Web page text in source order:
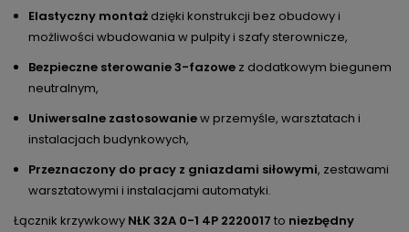
Elastyczny montaż dzięki konstrukcji bez obudowy i
możliwości wbudowania w pulpity i szafy sterownicze,
Bezpieczne sterowanie 3-fazowe z dodatkowym biegunem
neutralnym,
Uniwersalne zastosowaniew przemyśle, warsztatach i
instalacjach budynkowych,
Przeznaczony do pracy z gniazdami siłowymi, zestawami
warsztatowymi i instalacjami automatyki.
Łącznik krzywkowy NŁK 32A 0-1 4P 2220017 to niezbędny